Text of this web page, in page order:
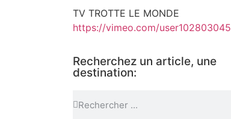
TV TROTTE LE MONDE
https://vimeo.com/user102803045
Recherchez un article, une
destination: